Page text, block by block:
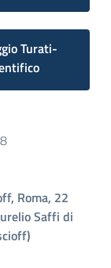
Turati-
Roma, 22
Saffi di